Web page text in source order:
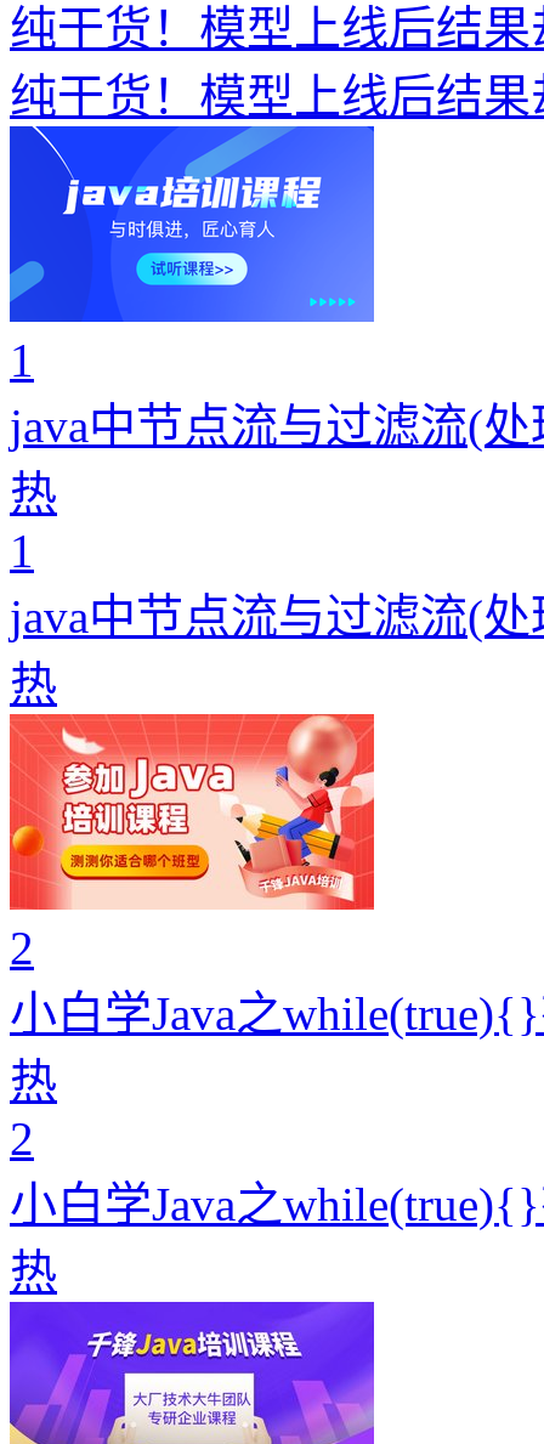
纯干货！模型上线后结
纯干货！模型上线后结
1
java中节点流与过滤流(
热
1
java中节点流与过滤流(
热
2
小白学Java之
热
2
小白学Java之
热